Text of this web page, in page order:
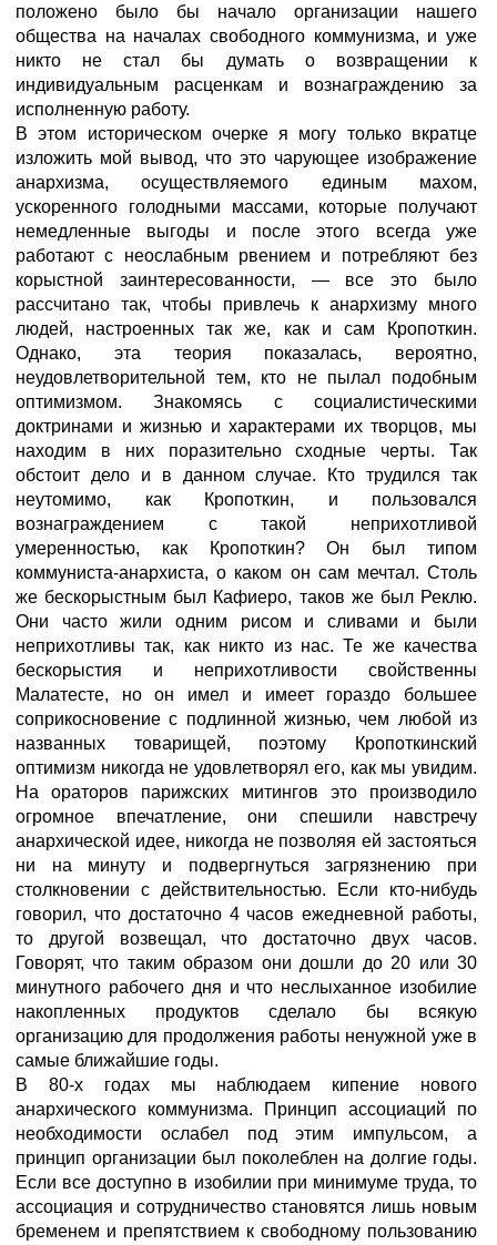
положено было бы начало организации нашего
общества на началах свободного коммунизма, и уже
никто не стал бы думать о возвращении к
индивидуальным расценкам и вознаграждению за
испол­ненную работу.
В этом историческом очерке я могу только вкратце
изложить мой вывод, что это чарующее изображение
анархизма, осуществляемого единым махом,
ускоренного голодными массами, которые получают
немедленные выгоды и после этого всегда уже
работают с неослабным рвением и потребляют без
корыстной заинтересованности, — все это было
рассчитано так, чтобы привлечь к анархизму много
людей, настроенных так же, как и сам Кропоткин.
Однако, эта теория показалась, вероятно,
неудовлетворительной тем, кто не пылал подобным
оптимизмом. Знакомясь с социалистическими
доктринами и жизнью и характерами их творцов, мы
находим в них поразительно сходные черты. Так
обстоит дело и в данном случае. Кто трудился так
неутомимо, как Кропоткин, и пользовался
вознаграждением с такой неприхотливой
умеренностью, как Кропоткин? Он был типом
коммуниста-анархиста, о каком он сам мечтал. Столь
же бескорыстным был Кафиеро, таков же был Реклю.
Они часто жили одним рисом и сливами и были
неприхотливы так, как никто из нас. Те же качества
бескорыстия и неприхотливости свойственны
Малатесте, но он имел и имеет гораздо большее
соприкос­новение с подлинной жизнью, чем любой из
названных товарищей, поэтому Кропоткинский
оптимизм никогда не удовлетворял его, как мы увидим.
На ораторов парижских митингов это производило
огромное впечатление, они спешили навстречу
анархической идее, никогда не позволяя ей застояться
ни на минуту и подвергнуться загрязнению при
столкновении с действительностью. Если кто-нибудь
говорил, что достаточно 4 часов ежедневной работы,
то другой возвещал, что достаточно двух часов.
Говорят, что таким образом они дошли до 20 или 30
минутного рабочего дня и что неслыханное изобилие
накопленных продуктов сделало бы всякую
организацию для продолжения работы ненужной уже в
самые ближайшие годы.
В 80-х годах мы наблюдаем кипение нового
анархического коммунизма. Принцип ассоциаций по
необходимости ослабел под этим импульсом, а
принцип организации был поколеблен на долгие годы.
Если все доступно в изобилии при минимуме труда, то
ассоциация и сотрудничество становятся лишь новым
бременем и препятствием к свободному пользованию